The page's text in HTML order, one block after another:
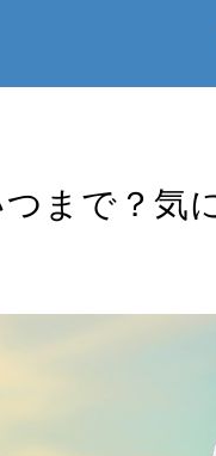
まで？気